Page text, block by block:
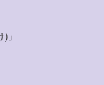
」